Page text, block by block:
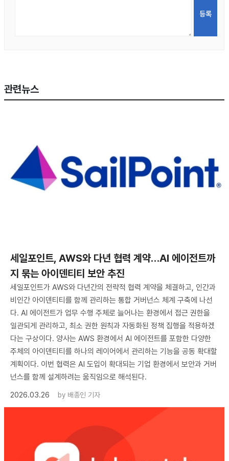
관련뉴스
세일포인트, AWS와 다년 협력 계약…AI 에이전트까
지 묶는 아이덴티티 보안 추진
세일포인트가 AWS와 다년간의 전략적 협력 계약을 체결하고, 인간과
비인간 아이덴티티를 함께 관리하는 통합 거버넌스 체계 구축에 나선
다. AI 에이전트가 업무 수행 주체로 늘어나는 환경에서 접근 권한을
일관되게 관리하고, 최소 권한 원칙과 자동화된 정책 집행을 적용하겠
다는 구상이다. 양사는 AWS 환경에서 AI 에이전트를 포함한 다양한
주체의 아이덴티티를 하나의 레이어에서 관리하는 기능을 공동 확대할
계획이다. 이번 협력은 AI 도입이 확대되는 기업 환경에서 보안과 거버
넌스를 함께 설계하려는 움직임으로 해석된다.
2026.03.26
by 배종인 기자